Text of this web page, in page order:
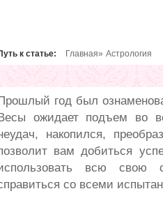
к статье: Главная» Астрология
год был
ожидает подъем во
накопился,
вам добиться
всю свою
со всеми